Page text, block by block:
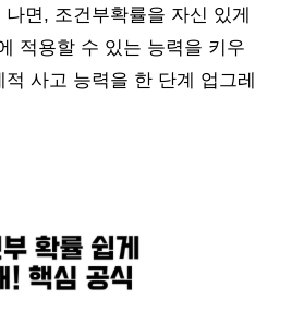
면, 조건부확률을 자신 있게
적용할 수 있는 능력을 키우
사고 능력을 한 단계 업그레